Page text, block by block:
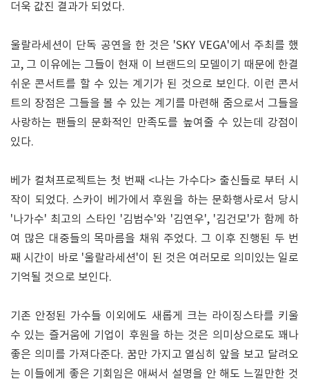
더욱 값진 결과가 되었다.
울랄라세션이 단독 공연을 한 것은 'SKY VEGA'에서 주최를 했
고, 그 이유에는 그들이 현재 이 브랜드의 모델이기 때문에 한결
쉬운 콘서트를 할 수 있는 계기가 된 것으로 보인다. 이런 콘서
트의 장점은 그들을 볼 수 있는 계기를 마련해 줌으로서 그들을
사랑하는 팬들의 문화적인 만족도를 높여줄 수 있는데 강점이
있다.
베가 컬쳐프로젝트는 첫 번째 <나는 가수다> 출신들로 부터 시
작이 되었다. 스카이 베가에서 후원을 하는 문화행사로서 당시
'나가수' 최고의 스타인 '김범수'와 '김연우', '김건모'가 함께 하
여 많은 대중들의 목마름을 채워 주었다. 그 이후 진행된 두 번
째 시간이 바로 '울랄라세션'이 된 것은 여러모로 의미있는 일로
기억될 것으로 보인다.
기존 안정된 가수들 이외에도 새롭게 크는 라이징스타를 키울
수 있는 즐거움에 기업이 후원을 하는 것은 의미상으로도 꽤나
좋은 의미를 가져다준다. 꿈만 가지고 열심히 앞을 보고 달려오
는 이들에게 좋은 기회임은 애써서 설명을 안 해도 느낄만한 것